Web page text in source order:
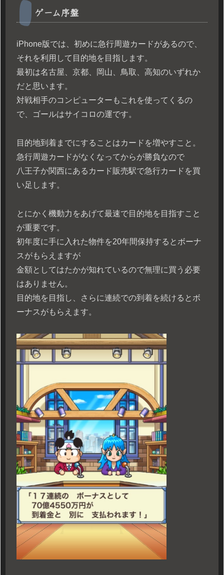
ゲーム序盤
iPhone版では、初めに急行周遊カードがあるので、
それを利用して目的地を目指します。
最初は名古屋、京都、岡山、鳥取、高知のいずれか
だと思います。
対戦相手のコンピューターもこれを使ってくるの
で、ゴールはサイコロの運です。
目的地到着までにすることはカードを増やすこと。
急行周遊カードがなくなってからが勝負なので
八王子か関西にあるカード販売駅で急行カードを買
い足します。
とにかく機動力をあげて最速で目的地を目指すこと
が重要です。
初年度に手に入れた物件を20年間保持するとボーナ
スがもらえますが
金額としてはたかが知れているので無理に買う必要
はありません。
目的地を目指し、さらに連続での到着を続けるとボ
ーナスがもらえます。